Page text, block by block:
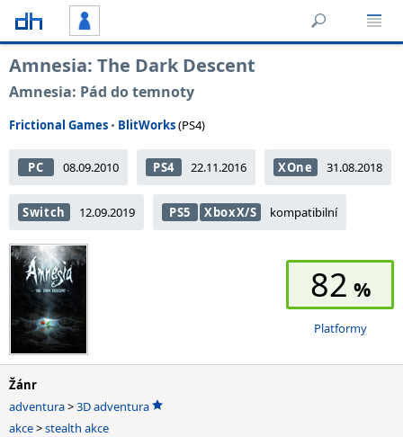
Amnesia: The Dark Descent
Amnesia: Pád do temnoty
Frictional Games • BlitWorks(PS4)
PC 08.09.2010 PS4 22.11.2016 XOne 31.08.2018
Switch 12.09.2019 PS5 XboxX/S kompatibilní
82
Platformy
Žánr
adventura>3D adventura
akce>stealth akce